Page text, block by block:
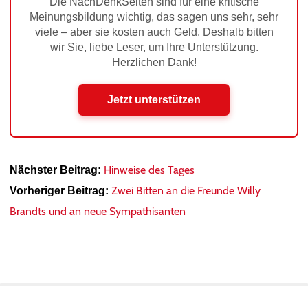
Meinungsbildung wichtig, das sagen uns sehr, sehr
viele – aber sie kosten auch Geld. Deshalb bitten
wir Sie, liebe Leser, um Ihre Unterstützung.
Herzlichen Dank!
Jetzt unterstützen
Nächster Beitrag: Hinweise des Tages
Vorheriger Beitrag: Zwei Bitten an die Freunde Willy
Brandts und an neue Sympathisanten